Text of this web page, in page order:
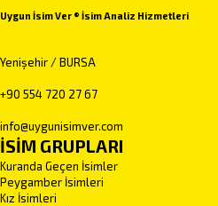
Uygun İsim Ver ® İsim Analiz Hizmetleri
Yenişehir / BURSA
+90 554 720 27 67
info@uygunisimver.com
İSİM GRUPLARI
Kuranda Geçen İsimler
Peygamber İsimleri
Kız İsimleri